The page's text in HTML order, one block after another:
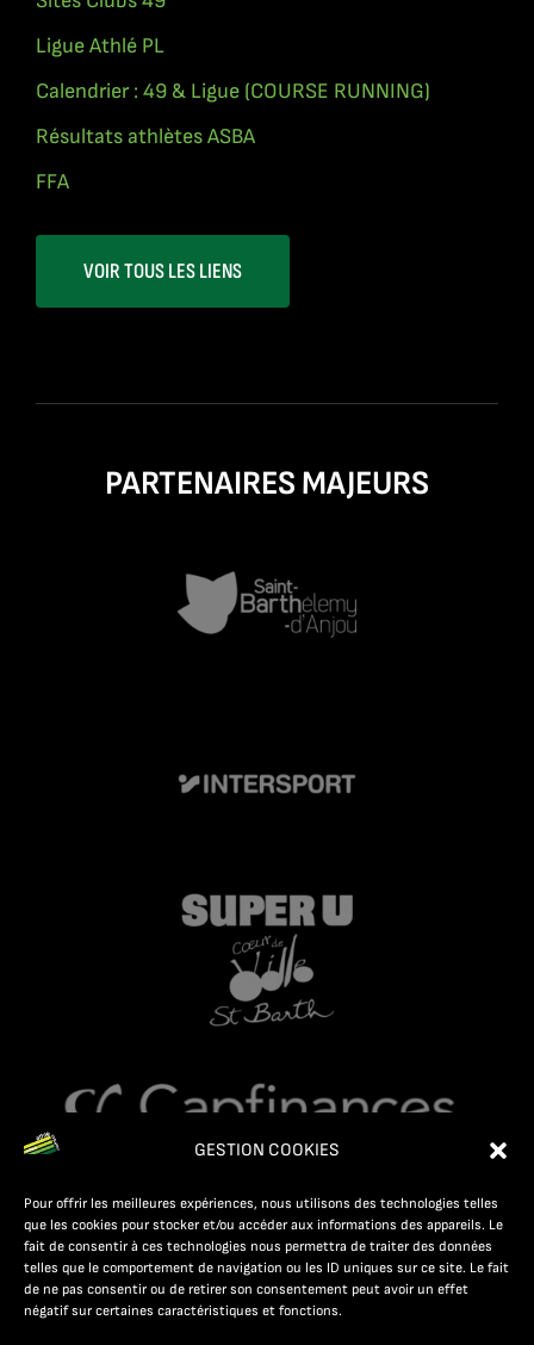
GESTION COOKIES
Pour offrir les meilleures expériences, nous utilisons des technologies telles
que les cookies pour stocker et/ou accéder aux informations des appareils. Le
fait de consentir à ces technologies nous permettra de traiter des données
telles que le comportement de navigation ou les ID uniques sur ce site. Le fait
de ne pas consentir ou de retirer son consentement peut avoir un effet
négatif sur certaines caractéristiques et fonctions.
Ligue Athlé PL
Calendrier : 49 & Ligue (COURSE RUNNING)
Résultats athlètes ASBA
FFA
VOIR TOUS LES LIENS
PARTENAIRES MAJEURS